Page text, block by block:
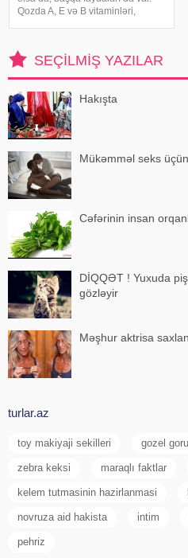
Qozda A, E və B vitaminləri,
mövcuddur. Acqarına qoz yeməyin
faydaları bunlardır:. Enerji verir:
Qozd
SEÇILMIŞ YAZILAR
Hakışta
Mükəmməl seks
Cəfərinin insan
DİQQƏT ! Yuxuda
gözləyir
Məşhur aktrisa
turlar.az
toy makiyaji sekilleri gozel
zebra keksi maraqlı faktlar
kelem tutmasinin hazirlanmasi
novruza aid hakista intim
pehriz